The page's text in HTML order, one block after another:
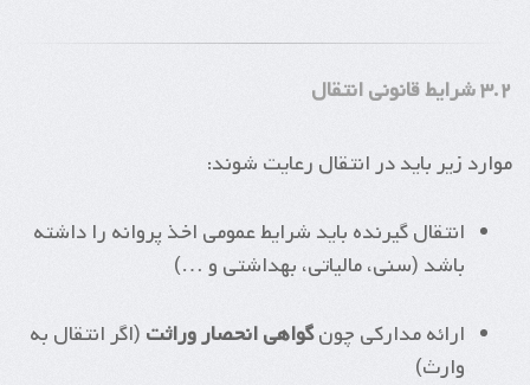
۳.۲ شرایط قانونی انتقال
موارد زیر باید در انتقال رعایت شوند:
انتقال گیرنده باید شرایط عمومی اخذ پروانه را داشته
باشد (سنی، مالیاتی، بهداشتی و …)
ارائه مدارکی چونگواهی انحصار وراثت (اگر انتقال به
وارث)